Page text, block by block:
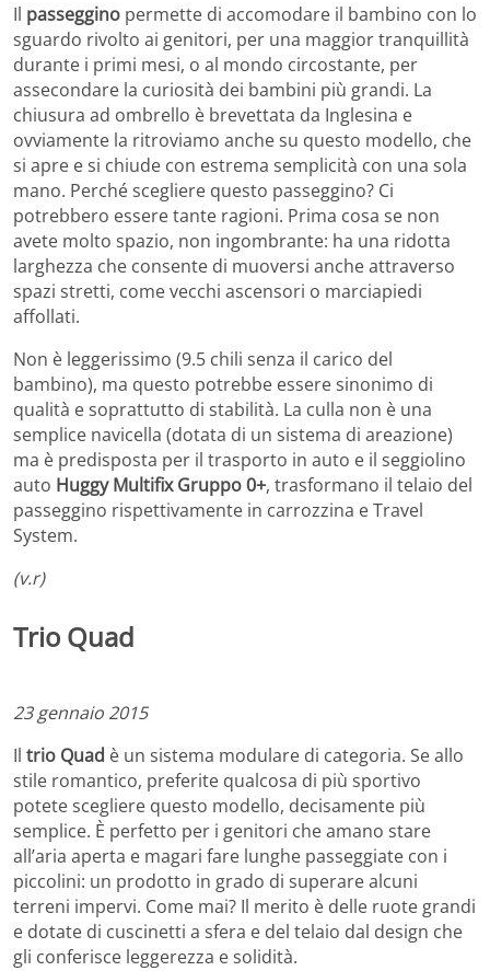
Il passeggino permette di accomodare il bambino con lo
sguardo rivolto ai genitori, per una maggior tranquillità
durante i primi mesi, o al mondo circostante, per
assecondare la curiosità dei bambini più grandi. La
chiusura ad ombrello è brevettata da Inglesina e
ovviamente la ritroviamo anche su questo modello, che
si apre e si chiude con estrema semplicità con una sola
mano. Perché scegliere questo passeggino? Ci
potrebbero essere tante ragioni. Prima cosa se non
avete molto spazio, non ingombrante: ha una ridotta
larghezza che consente di muoversi anche attraverso
spazi stretti, come vecchi ascensori o marciapiedi
affollati.
Non è leggerissimo (9.5 chili senza il carico del
bambino), ma questo potrebbe essere sinonimo di
qualità e soprattutto di stabilità. La culla non è una
semplice navicella (dotata di un sistema di areazione)
ma è predisposta per il trasporto in auto e il seggiolino
auto Huggy Multifix Gruppo 0+, trasformano il telaio del
passeggino rispettivamente in carrozzina e Travel
System.
(v.r)
Trio Quad
23 gennaio 2015
Il trio Quad è un sistema modulare di categoria. Se allo
stile romantico, preferite qualcosa di più sportivo
potete scegliere questo modello, decisamente più
semplice. È perfetto per i genitori che amano stare
all’aria aperta e magari fare lunghe passeggiate con i
piccolini: un prodotto in grado di superare alcuni
terreni impervi. Come mai? Il merito è delle ruote grandi
e dotate di cuscinetti a sfera e del telaio dal design che
gli conferisce leggerezza e solidità.